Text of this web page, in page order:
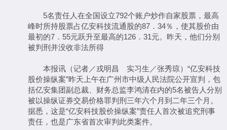
5名责任人在全国设立792个账户炒作自家股票，最高
峰时所持股票占亿安科技流通股的87．34％，使其股价由
最初的7．55元跃升至最高的126．31元。昨天，他们分别
被判刑并没收非法所得
本报讯（记者／戎明昌 实习生／张秀琼）“亿安科技
股价操纵案”昨天上午在广州市中级人民法院公开宣判，包
括亿安集团副总裁、财务总监李鸿清在内的5名被告人分别
被以操纵证券交易价格罪判刑三年六个月到二年三个月。
据悉，这是“亿安科技股价操纵案”责任人首次被追究刑事
责任，也是广东省首次审判此类案件。